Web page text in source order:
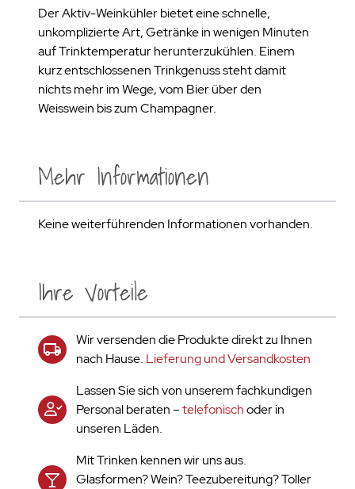
Der Aktiv-Weinkühler bietet eine schnelle,
unkomplizierte Art, Getränke in wenigen Minuten
auf Trinktemperatur herunterzukühlen. Einem
kurz entschlossenen Trinkgenuss steht damit
nichts mehr im Wege, vom Bier über den
Weisswein bis zum Champagner.
Ihre Vorteile
Wir versenden die Produkte direkt zu Ihnen
nach Hause. Lieferung und Versandkosten
Lassen Sie sich von unserem fachkundigen
Personal beraten –telefonischoder in
unseren Läden.
Mit Trinken kennen wir uns aus.
Glasformen? Wein? Teezubereitung? Toller
Mehr Informationen
Keine weiterführenden Informationen vorhanden.